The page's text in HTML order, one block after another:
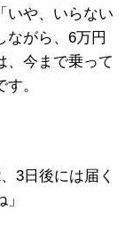
いや、いらない
ながら、6万円
、今まで乗って
。
3日後には届く